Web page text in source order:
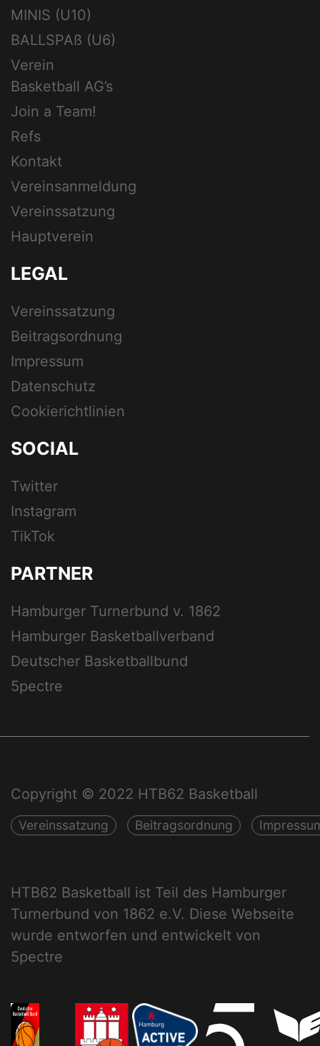
MINIS (U10)
BALLSPAß (U6)
Verein
Basketball AG’s
Join a Team!
Refs
Kontakt
Vereinsanmeldung
Vereinssatzung
Hauptverein
LEGAL
Vereinssatzung
Beitragsordnung
Impressum
Datenschutz
Cookierichtlinien
SOCIAL
Twitter
Instagram
TikTok
PARTNER
Hamburger Turnerbund v. 1862
Hamburger Basketballverband
Deutscher Basketballbund
5pectre
Copyright © 2022 HTB62 Basketball
Vereinssatzung Beitragsordnung
HTB62 Basketball ist Teil des Hamburger
Turnerbund von 1862 e.V. Diese Webseite
wurde entworfen und entwickelt von
5pectre